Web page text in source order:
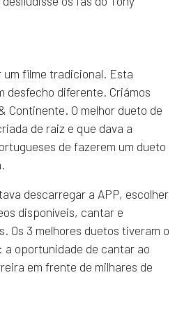
um filme tradicional. Esta
desfecho diferente. Criámos
Continente. O melhor dueto de
de raiz e que dava a
de fazerem um dueto
descarregar a APP, escolher
disponíveis, cantar e
Os 3 melhores duetos tiveram o
a oportunidade de cantar ao
em frente de milhares de